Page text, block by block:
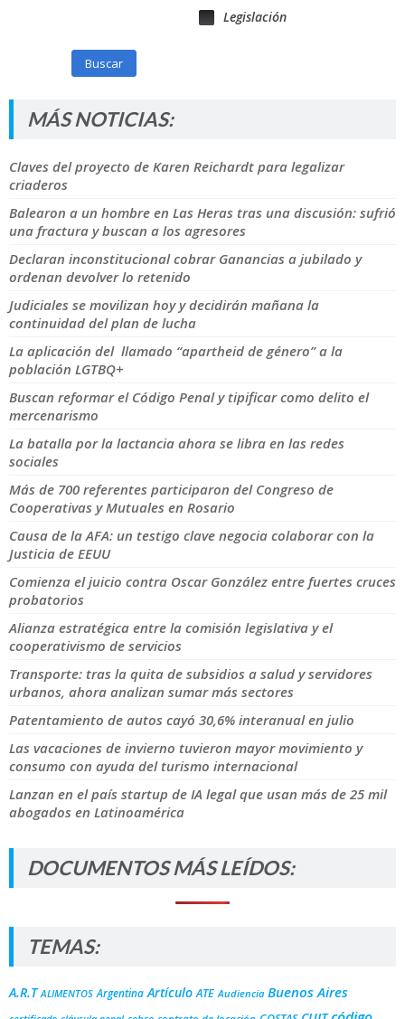
Legislación
Buscar
MÁS NOTICIAS:
Claves del proyecto de Karen Reichardt para legalizar
criaderos
Balearon a un hombre en Las Heras tras una discusión: sufrió
una fractura y buscan a los agresores
Declaran inconstitucional cobrar Ganancias a jubilado y
ordenan devolver lo retenido
Judiciales se movilizan hoy y decidirán mañana la
continuidad del plan de lucha
La aplicación del llamado “apartheid de género” a la
población LGTBQ+
Buscan reformar el Código Penal y tipificar como delito el
mercenarismo
La batalla por la lactancia ahora se libra en las redes
sociales
Más de 700 referentes participaron del Congreso de
Cooperativas y Mutuales en Rosario
Causa de la AFA: un testigo clave negocia colaborar con la
Justicia de EEUU
Comienza el juicio contra Oscar González entre fuertes cruces
probatorios
Alianza estratégica entre la comisión legislativa y el
cooperativismo de servicios
Transporte: tras la quita de subsidios a salud y servidores
urbanos, ahora analizan sumar más sectores
Patentamiento de autos cayó 30,6% interanual en julio
Las vacaciones de invierno tuvieron mayor movimiento y
consumo con ayuda del turismo internacional
Lanzan en el país startup de IA legal que usan más de 25 mil
abogados en Latinoamérica
DOCUMENTOS MÁS LEÍDOS:
TEMAS:
A.R.T ALIMENTOS Argentina Artículo ATE Audiencia Buenos Aires